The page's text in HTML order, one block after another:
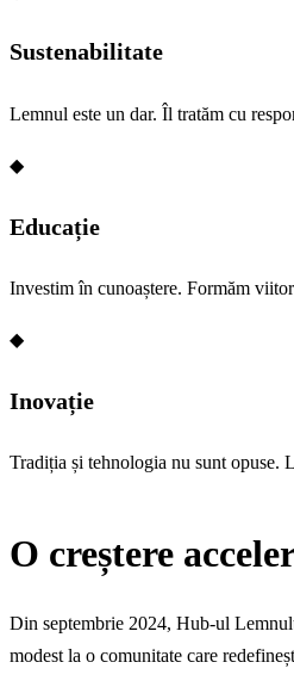
Sustenabilitate
Lemnul este un dar. Îl tratăm cu
◆
Educație
Investim în cunoaștere. Formăm
◆
Inovație
Tradiția și tehnologia nu sunt opuse.
O creștere
Din septembrie 2024, Hub-ul
modest la o comunitate care